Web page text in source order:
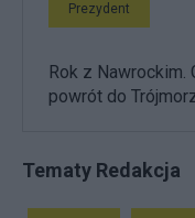
Prezydent
Rok z Nawrockim.
powrót do
Tematy Redakcja